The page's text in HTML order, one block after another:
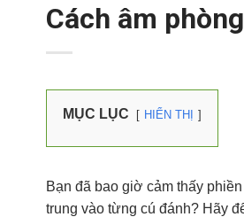
Cách âm
MỤC LỤC HIỂN THỊ
Bạn đã bao giờ cảm thấy
trung vào từng cú đánh? Hãy